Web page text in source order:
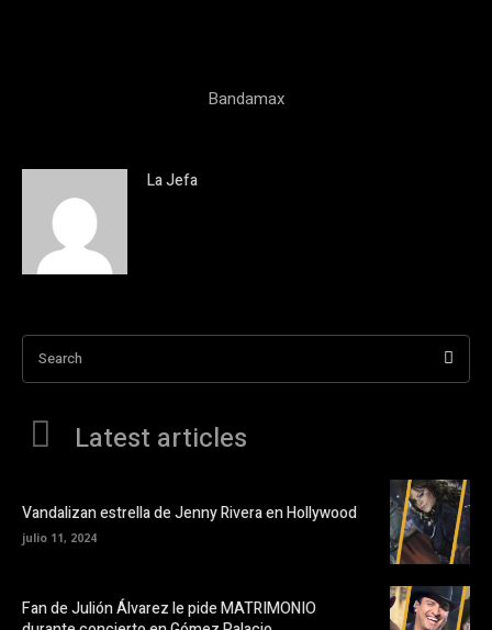
Bandamax
La Jefa
Search
Latest articles
Vandalizan estrella de Jenny Rivera en Hollywood
julio 11, 2024
Fan de Julión Álvarez le pide MATRIMONIO